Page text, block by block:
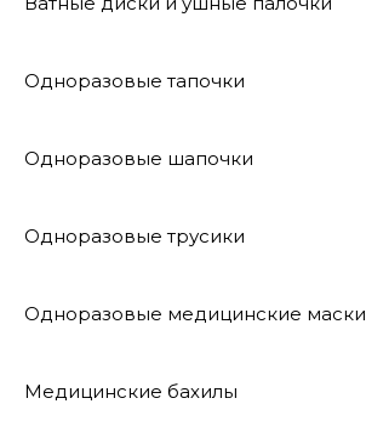
Одноразовые тапочки
Одноразовые шапочки
Одноразовые трусики
Одноразовые медицинские маски
Медицинские бахилы